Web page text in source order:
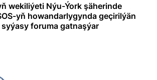
wekiliýeti Nýu-Ýork şäherinde
yň howandarlygynda geçirilýän
syýasy foruma gatnaşýar